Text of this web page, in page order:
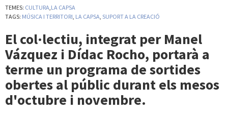
TEMES: CULTURA,LA CAPSA
TAGS: MÚSICA I TERRITORI, LA CAPSA, SUPORT A LA CREACIÓ
El col·lectiu, integrat per Manel
Vázquez i Dídac Rocho, portarà a
terme un programa de sortides
obertes al públic durant els mesos
d'octubre i novembre.